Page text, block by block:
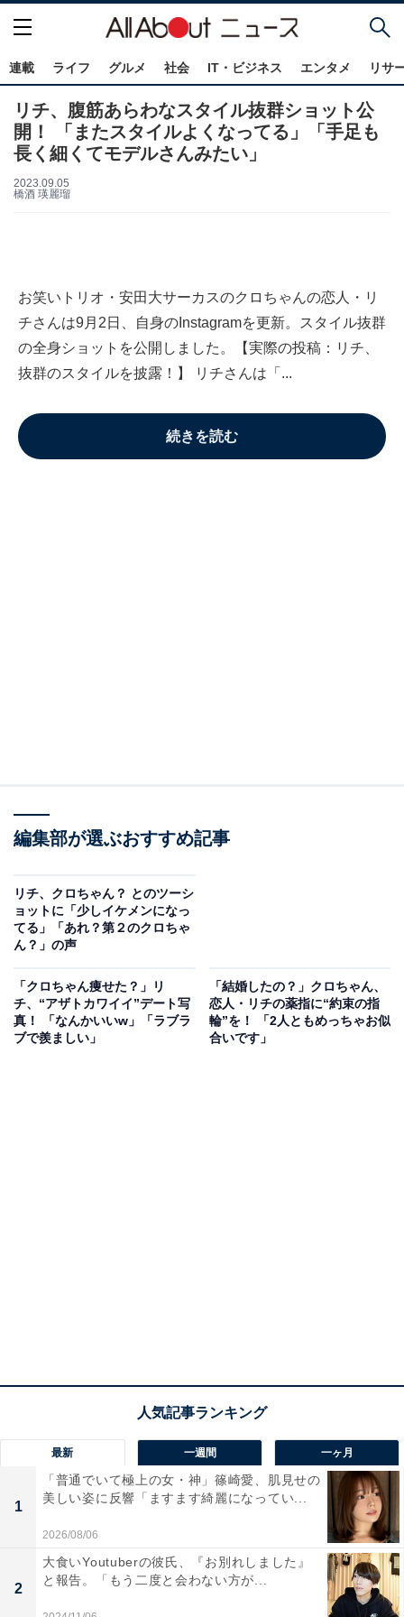
連載 ライフ グルメ 社会 IT・ビジネス エンタメ リサ
リチ、腹筋あらわなスタイル抜群ショット公
開！ 「またスタイルよくなってる」「手足も
長く細くてモデルさんみたい」
2023.09.05
橋酒 瑛麗瑠
お笑いトリオ・安田大サーカスのクロちゃんの恋人・リ
チさんは9月2日、自身のInstagramを更新。スタイル抜群
の全身ショットを公開しました。【実際の投稿：リチ、
抜群のスタイルを披露！】 リチさんは「...
続きを読む
編集部が選ぶおすすめ記事
リチ、クロちゃん？ とのツーシ
ョットに「少しイケメンになっ
てる」「あれ？第２のクロちゃ
ん？」の声
「クロちゃん痩せた？」リ
チ、“アザトカワイイ”デート写
真！ 「なんかいいw」「ラブラ
ブで羨ましい」
「結婚したの？」クロちゃん、
恋人・リチの薬指に“約束の指
輪”を！ 「2人ともめっちゃお似
合いです」
最新 一週間 一ヶ月
1
「普通でいて極上の女・神」篠崎愛、肌見せの
美しい姿に反響「ますます綺麗になってい...
2026/08/06
2
大食いYoutuberの彼氏、『お別れしました』
と報告。「もう二度と会わない方が...